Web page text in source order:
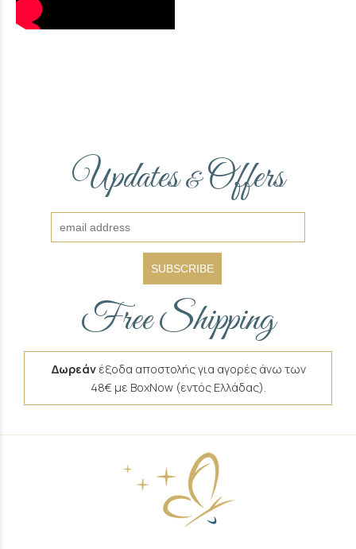
Updates&Offers
SUBSCRIBE
Free Shipping
Δωρεάν έξοδα αποστολής για αγορές άνω των
48€ με BoxNow (εντός Ελλάδας).